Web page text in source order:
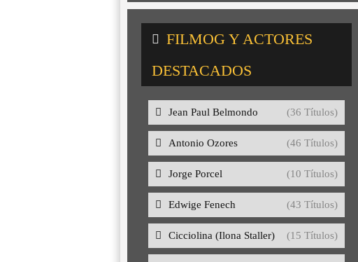
FILMOG Y ACTORES
DESTACADOS
Jean Paul Belmondo (36 Títulos)
Antonio Ozores (46 Títulos)
Jorge Porcel (10 Títulos)
Edwige Fenech (43 Títulos)
Cicciolina (Ilona Staller) (15 Títulos)